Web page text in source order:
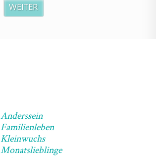
WEITER
Anderssein
Familienleben
Kleinwuchs
Monatslieblinge